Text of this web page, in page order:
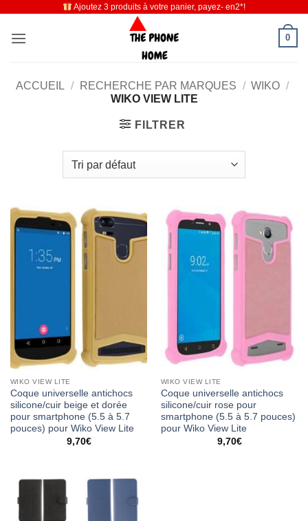
contenu
Ajoutez 3 produits à votre panier, payez- en2*!
0
ACCUEIL / RECHERCHE PAR MARQUES / WIKO /
WIKO VIEW LITE
FILTRER
WIKO VIEW LITE
Coque universelle antichocs
silicone/cuir beige et dorée
pour smartphone (5.5 à 5.7
pouces) pour Wiko View Lite
9,70€
WIKO VIEW LITE
Coque universelle antichocs
silicone/cuir rose pour
smartphone (5.5 à 5.7 pouces)
pour Wiko View Lite
9,70€